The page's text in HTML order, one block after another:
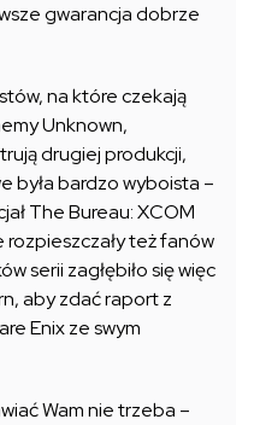
gwarancja dobrze
na które czekają
Unknown,
drugiej produkcji,
była bardzo wyboista –
The Bureau: XCOM
też fanów
serii zagłębiło się więc
aby zdać raport z
Enix ze swym
Wam nie trzeba –